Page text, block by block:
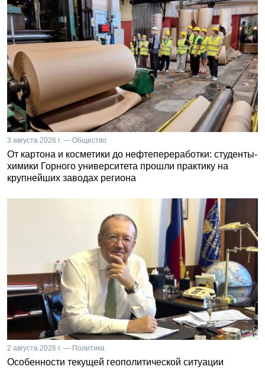
3 августа 2026 г. — Общество
От картона и косметики до нефтепереработки: студенты-
химики Горного университета прошли практику на
крупнейших заводах региона
2 августа 2026 г. — Политика
Особенности текущей геополитической ситуации